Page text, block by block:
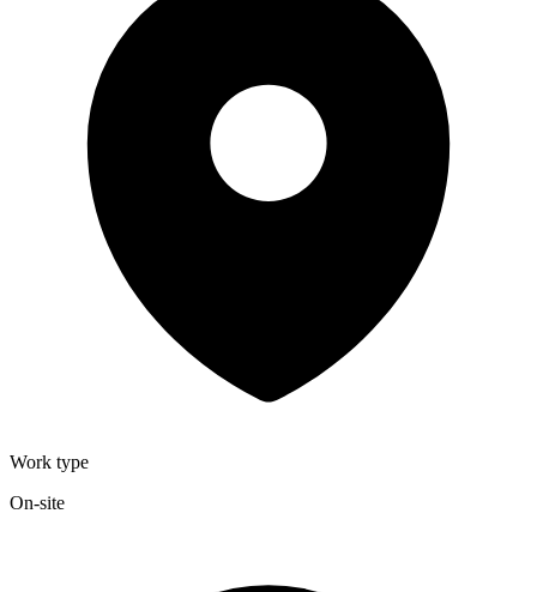
Work type
On-site